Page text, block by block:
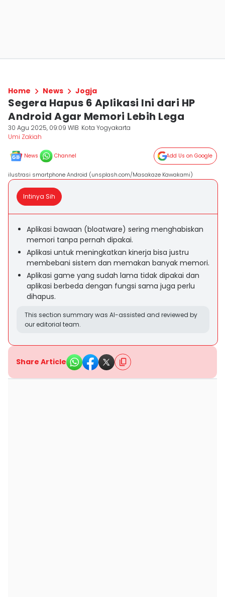
Home News Jogja
Segera Hapus 6 Aplikasi Ini dari HP
Android Agar Memori Lebih Lega
30 Agu 2025, 09:09 WIB Kota Yogyakarta
Umi Zakiah
News Channel Add Us on Google
ilustrasi smartphone Android (unsplash.com/Masakaze Kawakami)
Intinya Sih
Aplikasi bawaan (bloatware) sering menghabiskan
memori tanpa pernah dipakai.
Aplikasi untuk meningkatkan kinerja bisa justru
membebani sistem dan memakan banyak memori.
Aplikasi game yang sudah lama tidak dipakai dan
aplikasi berbeda dengan fungsi sama juga perlu
dihapus.
This section summary was AI-assisted and reviewed by
our editorial team.
Share Article